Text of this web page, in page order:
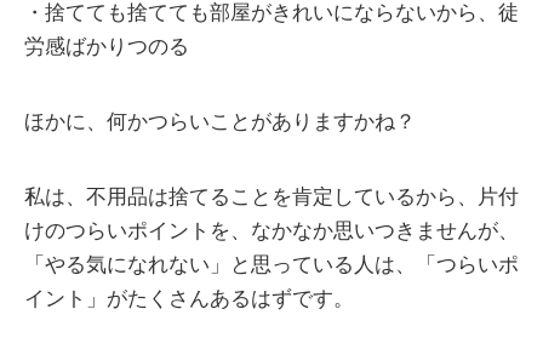
・捨てても捨てても部屋がきれいにならないから、徒
労感ばかりつのる
ほかに、何かつらいことがありますかね？
私は、不用品は捨てることを肯定しているから、片付
けのつらいポイントを、なかなか思いつきませんが、
「やる気になれない」と思っている人は、「つらいポ
イント」がたくさんあるはずです。